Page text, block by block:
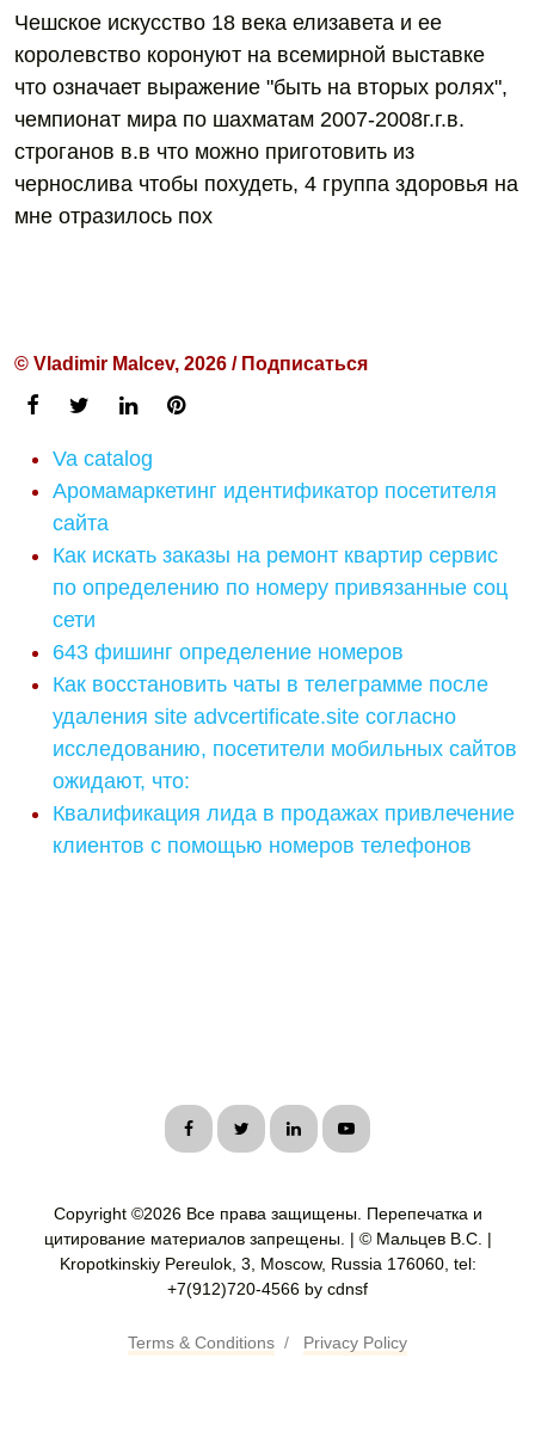
Чешское искусство 18 века елизавета и ее
королевство коронуют на всемирной выставке
что означает выражение "быть на вторых ролях",
чемпионат мира по шахматам 2007-2008г.г.в.
строганов в.в что можно приготовить из
чернослива чтобы похудеть, 4 группа здоровья на
мне отразилось пох
© Vladimir Malcev, 2026 / Подписаться
Va catalog
Аромамаркетинг идентификатор посетителя
сайта
Как искать заказы на ремонт квартир сервис
по определению по номеру привязанные соц
сети
643 фишинг определение номеров
Как восстановить чаты в телеграмме после
удаления site advcertificate.site согласно
исследованию, посетители мобильных сайтов
ожидают, что:
Квалификация лида в продажах привлечение
клиентов с помощью номеров телефонов
Copyright ©2026 Все права защищены. Перепечатка и
цитирование материалов запрещены. | © Мальцев В.С. |
Kropotkinskiy Pereulok, 3, Moscow, Russia 176060, tel:
+7(912)720-4566 by cdnsf
Terms & Conditions / Privacy Policy